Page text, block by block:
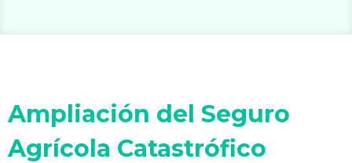
Ampliación del Seguro
Agrícola Catastrófico